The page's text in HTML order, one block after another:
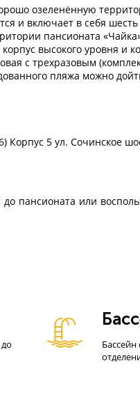
озеленённую
и включает в себя
пансионата
высокого уровня и
с трехразовым
пляжа можно
Корпус 5 ул. Сочинское
пансионата или